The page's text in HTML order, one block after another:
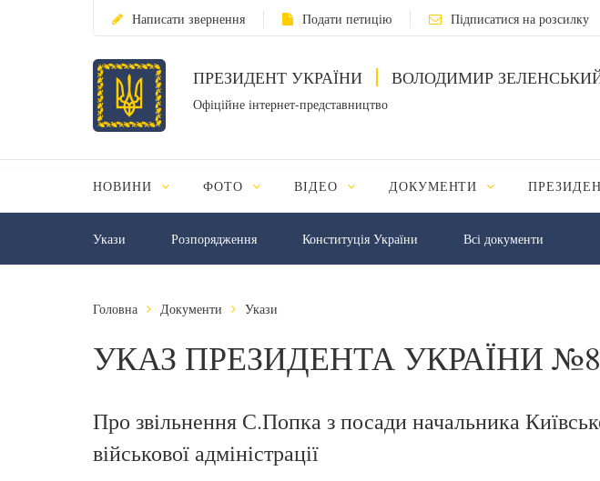
Написати звернення Подати петицію Підписатися на розсилку
ПРЕЗИДЕНТ УКРАЇНИ ВОЛОДИМИР
Офіційне інтернет-представництво
НОВИНИ ФОТО ВІДЕО ДОКУМЕНТИ
Укази Розпорядження Конституція України Всі документи
Головна Документи Укази
УКАЗ ПРЕЗИДЕНТА УКРАЇНИ
Про звільнення С.Попка з посади начальника
військової адміністрації